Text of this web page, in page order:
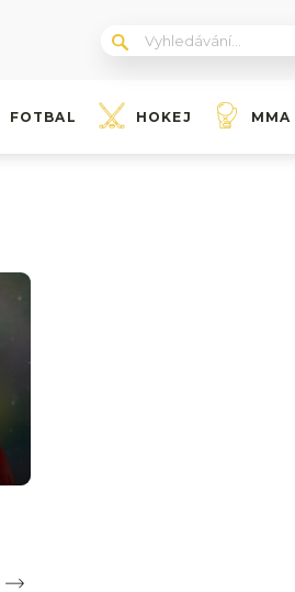
FOTBAL HOKEJ MMA